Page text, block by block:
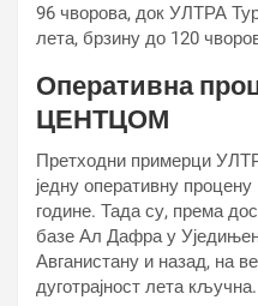
96 чворова, док УЛТРА
лета, брзину до 120
Оперативна
ЦЕНТЦОМ
Претходни примерци
једну оперативну
године. Тада су, према
базе Ал Дафра у
Авганистану и назад, на
дуготрајност лета кључна.